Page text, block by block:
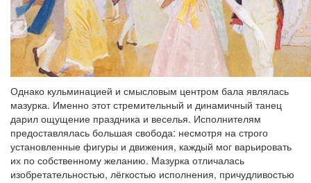
Однако кульминацией и смысловым центром бала являлась
мазурка. Именно этот стремительный и динамичный танец
дарил ощущение праздника и веселья. Исполнителям
предоставлялась большая свобода: несмотря на строго
установленные фигуры и движения, каждый мог варьировать
их по собственному желанию. Мазурка отличалась
изобретательностью, лёгкостью исполнения, причудливостью